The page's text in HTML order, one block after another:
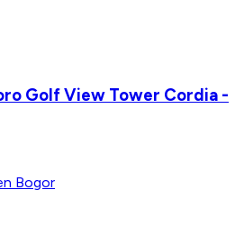
Golf View Tower Cordia -
Bogor